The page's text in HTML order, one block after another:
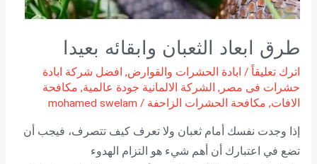
طرق ابعاد الثعبان وابقائه بعيدا
اترك تعليقاً / ابادة الحشرات والقوارض, افضل شركة ابادة
حشرات فى مصر , الشركة الالمانية جودة عالمية, مكافحة
الافات, مكافحة الحشرات الزاحفة /
mohamed swelam
إذا وجدت نفسك أمام ثعبان ولا تعرف كيف تتصرف، فيجب أن
تضع في اعتبارك أن أهم شيء هو التزام الهدوء